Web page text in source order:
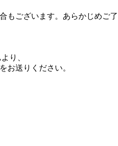
もございます。あらかじめご了
り、
お送りください。